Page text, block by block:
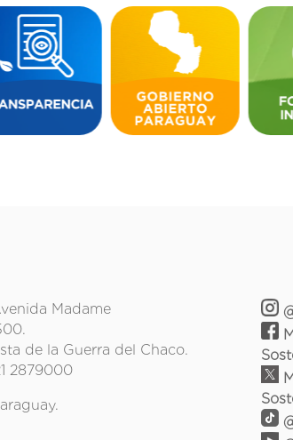
Madame
de la Guerra del Chaco.
2879000